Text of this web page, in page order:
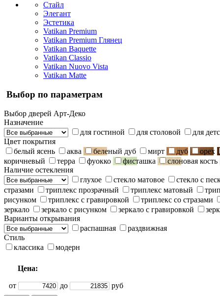
Стайл
Элегант
Эстетика
Vatikan Premium
Vatikan Premium Глянец
Vatikan Baquette
Vatikan Classio
Vatikan Nuovo Vista
Vatikan Matte
Выбор по параметрам
Выбор дверей Арт-Деко
Назначение
для гостиной
для столовой для
Цвет покрытия
белый ясень
аква беленый дуб мирт дуб орех
коричневый
терра фуокко фисташка слоновая кость
Наличие остекления
глухое
стекло матовое стекло с
стразами
триплекс прозрачный триплекс матовый
рисунком
триплекс с гравировкой триплекс со стразами
зеркало
зеркало с рисунком зеркало с гравировкой
Варианты открывания
распашная
раздвижная
Стиль
классика
модерн
Цена:
от до руб